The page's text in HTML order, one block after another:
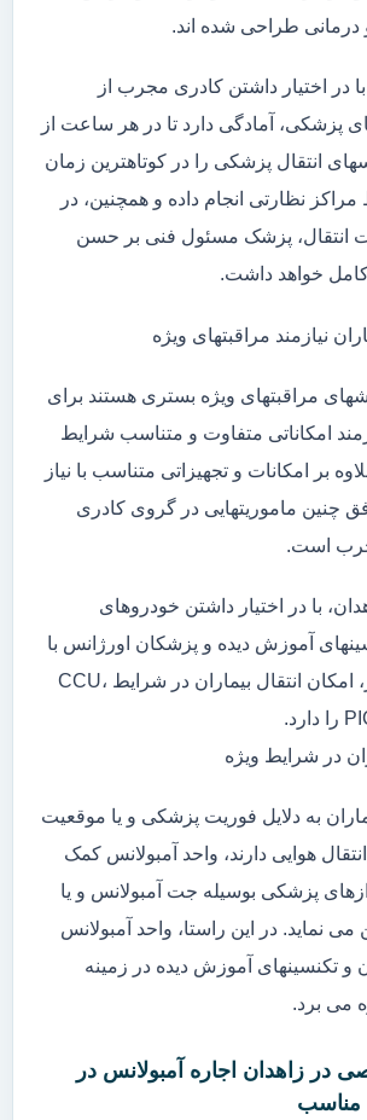
طراحی شده اند.
با در اختیار داشتن کادری مجرب از
پزشکی، آمادگی دارد تا در هر ساعت از
انتقال پزشکی را در کوتاهترین زمان
نظارتی انجام داده و همچنین، در
انتقال، پزشک مسئول فنی بر حسن
کامل خواهد داشت.
نیازمند مراقبتهای ویژه
مراقبتهای ویژه بستری هستند برای
امکاناتی متفاوت و متناسب شرایط
بر امکانات و تجهیزاتی متناسب با نیاز
چنین ماموریتهایی در گروی کادری
است.
با در اختیار داشتن خودروهای
آموزش دیده و پزشکان اورژانس با
تجربه و دانش روز، امکان انتقال بیماران در شرایط CCU،
در شرایط ویژه
به دلایل فوریت پزشکی و یا موقعیت
هوایی دارند، واحد آمبولانس کمک
پزشکی بوسیله جت آمبولانس و یا
می نماید. در این راستا، واحد آمبولانس
و تکنسینهای آموزش دیده در زمینه
می برد.
در زاهدان اجاره آمبولانس در
مناسب